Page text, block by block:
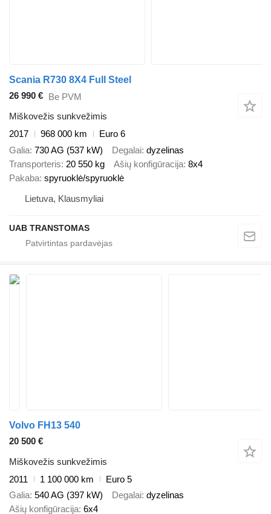
Scania R730 8X4 Full Steel
26 990 € Be PVM
Miškovežis sunkvežimis
2017
968 000 km
Euro 6
Galia 730 AG (537 kW) Degalai dyzelinas
Transporteris 20 550 kg Ašių konfigūracija 8x4
Pakaba spyruoklė/spyruoklė
Lietuva, Klausmyliai
UAB TRANSTOMAS
Volvo FH13 540
20 500 €
Miškovežis sunkvežimis
2011
1 100 000 km
Euro 5
Galia 540 AG (397 kW) Degalai dyzelinas
Ašių konfigūracija 6x4